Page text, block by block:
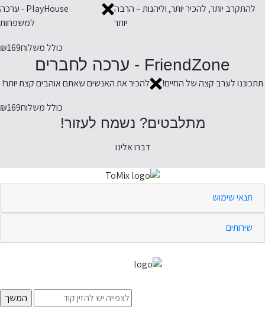
להתקרב יותר, להכיר יותר, וליהנות – הרבה
יותר
PlayHouse - ערכה
למשפחות
כולל משלוח₪169
FriendZone - ערכה לחברים
תתכוננו לערב קצה של החיים!
להכיר את האנשים שאתם אוהבים קצת יותר!
כולל משלוח₪169
מתלבטים? נשמח לעזור!
דברו אלינו
תנאי שימוש
שירותים